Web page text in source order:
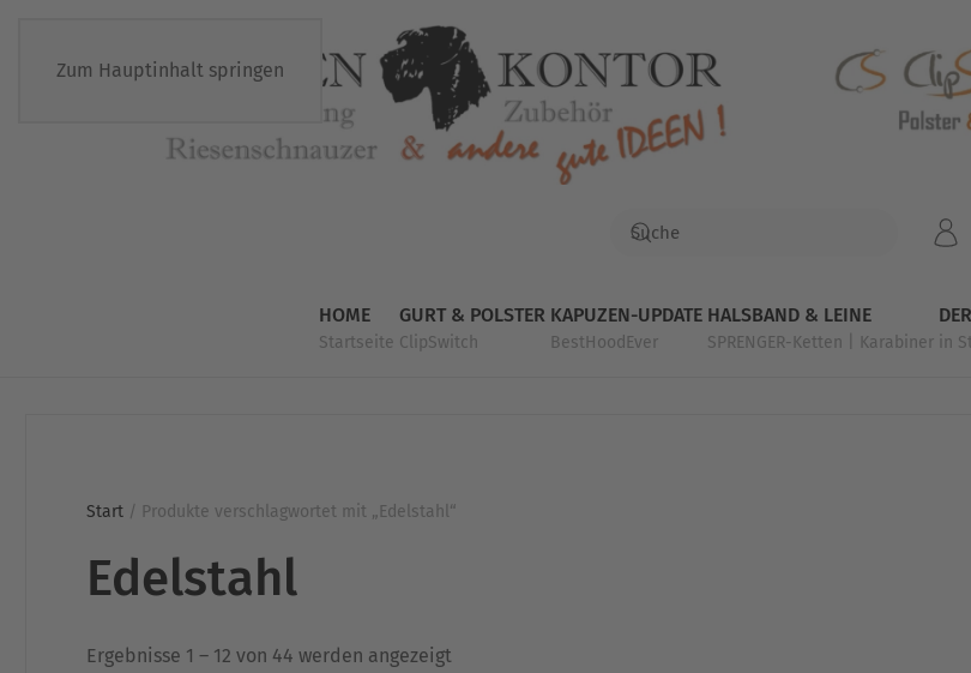
Zum Hauptinhalt springen
HOME
Startseite
GURT & POLSTER
ClipSwitch
KAPUZEN-UPDATE
BestHoodEver
HALSBAND & LEINE
SPRENGER-Ketten | Karabiner in
Start / Produkte verschlagwortet mit „Edelstahl“
Edelstahl
Ergebnisse 1 – 12 von 44 werden angezeigt